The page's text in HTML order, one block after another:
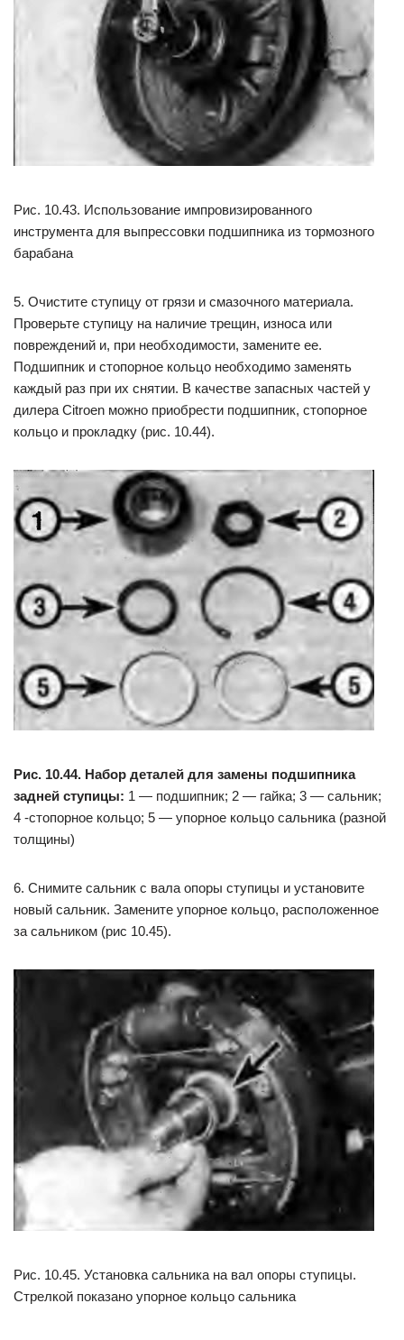
Рис. 10.43. Использование импровизированного
инструмента для выпрессовки подшипника из тормозного
барабана
5. Очистите ступицу от грязи и смазочного материала.
Проверьте ступицу на наличие трещин, износа или
повреждений и, при необходимости, замените ее.
Подшипник и стопорное кольцо необходимо заменять
каждый раз при их снятии. В качестве запасных частей у
дилера Citroen можно приобрести подшипник, стопорное
кольцо и прокладку (рис. 10.44).
Рис. 10.44. Набор деталей для замены подшипника
задней ступицы: 1 — подшипник; 2 — гайка; 3 — сальник;
4 -стопорное кольцо; 5 — упорное кольцо сальника (разной
толщины)
6. Снимите сальник с вала опоры ступицы и установите
новый сальник. Замените упорное кольцо, расположенное
за сальником (рис 10.45).
Рис. 10.45. Установка сальника на вал опоры ступицы.
Стрелкой показано упорное кольцо сальника